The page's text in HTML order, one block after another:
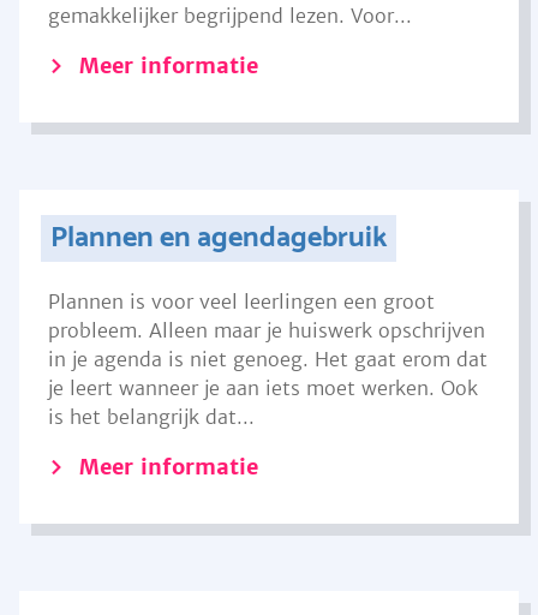
gemakkelijker begrijpend lezen. Voor...
Meer informatie
Plannen en agendagebruik
Plannen is voor veel leerlingen een groot
probleem. Alleen maar je huiswerk opschrijven
in je agenda is niet genoeg. Het gaat erom dat
je leert wanneer je aan iets moet werken. Ook
is het belangrijk dat...
Meer informatie